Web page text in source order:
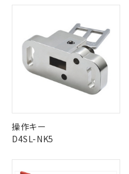
操作キー
D4SL-NK5
正式な納期状
様のお取引先
ムロン制御機
ご相談ください
オムロン制御
点は「販売ネッ
在庫状況およ
事前の承諾な
示しないよう
ビス）をご利
類(PBB) 1000ppm以下、
ル) (DEHP)(別名：DOP)
ルベンジル（BBP）
（DBP） 1000ppm以下
(DIBP) 1000ppm以下
但し、RoHS指令で産業
適用除外項目は除く。
フタル酸エステル類の４
図的な使用がないことを確
部品在庫の切り替え
Cr(Ⅵ)(六価クロム) :
ニル類) : 1000ppm、
ル類) : 1000ppm、
DBP(フタル酸ジブチル) :
イソブチル) : 1000ppm、
ル) : 1000ppm、
DEHP(フタル酸ビス(2-エ
※2 環境保護使用
準値以下であるこ
「10」：通常の使用
当社は規制貨
全に破砕する
いよう必要な
当社は貴社製
ル、化学兵器
武器並びにこ
使用いたしませ
場合は、上記
該第三者に通
販売先および
法に輸出する
一定数に
－
在庫なし(
いては、
たはお客
機器販売
白
情報を公